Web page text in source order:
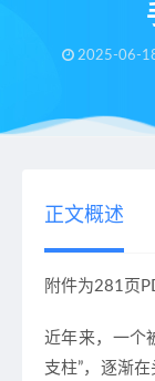
2025-06-
当前位置：EA之家 >
正文概述
附件为281页
近年来，一个
支柱”，逐渐